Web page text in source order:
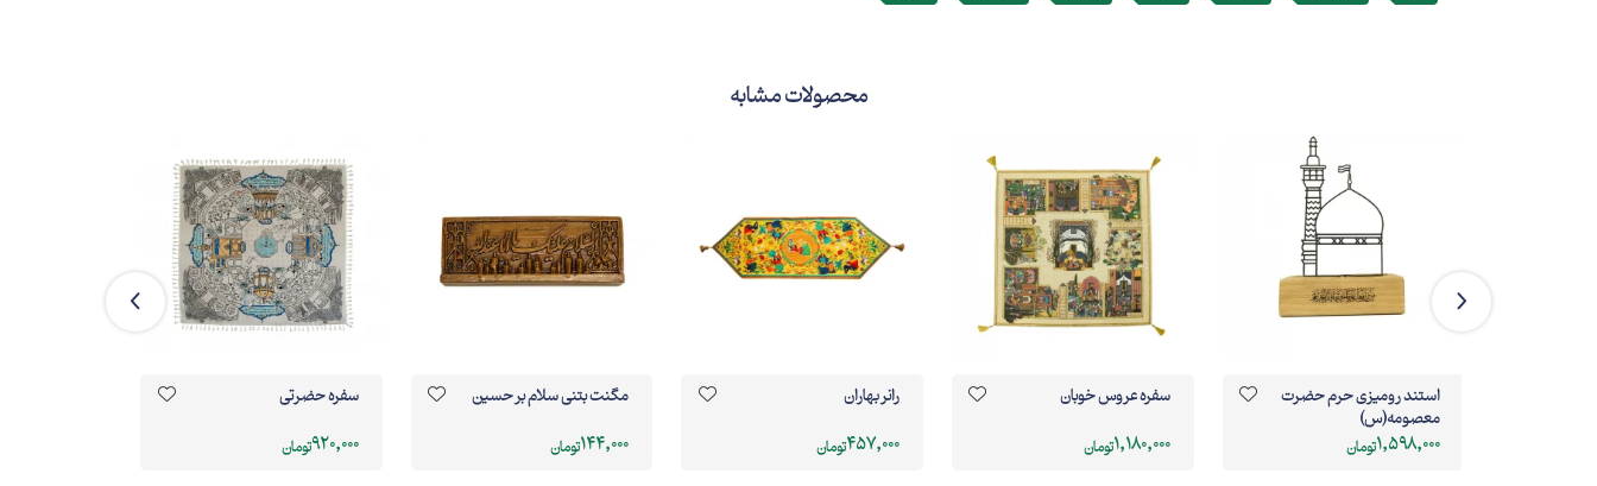
محصولات مشابه
استند رومیزی حرم حضرت
معصومه(س)
1,598,000تومان
سفره عروس خوبان
1,180,000تومان
رانر بهاران
457,000تومان
مگنت بتنی سلام بر حسین
144,000تومان
سفره حضرتی
920,000تومان